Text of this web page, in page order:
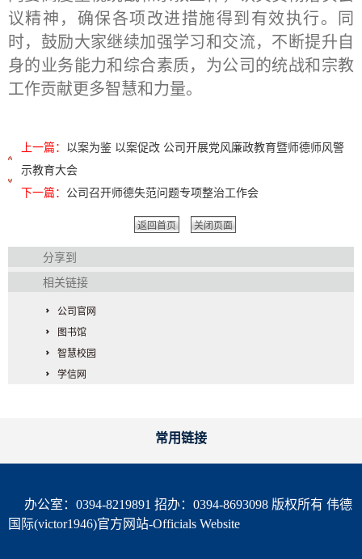
议精神，确保各项改进措施得到有效执行。同
时，鼓励大家继续加强学习和交流，不断提升自
身的业务能力和综合素质，为公司的统战和宗教
工作贡献更多智慧和力量。
上一篇： 以案为鉴 以案促改 公司开展党风廉政教育暨师德师风警
示教育大会
下一篇： 公司召开师德失范问题专项整治工作会
返回首页 关闭页面
分享到
相关链接
公司官网
图书馆
智慧校园
学信网
常用链接
办公室：0394-8219891 招办：0394-8693098 版权所有 伟德
国际(victor1946)官方网站-Officials Website